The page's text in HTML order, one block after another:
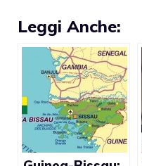
Leggi Anche: